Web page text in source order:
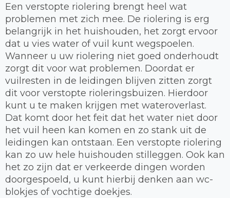
Een verstopte riolering brengt heel wat
problemen met zich mee. De riolering is erg
belangrijk in het huishouden, het zorgt ervoor
dat u vies water of vuil kunt wegspoelen.
Wanneer u uw riolering niet goed onderhoudt
zorgt dit voor wat problemen. Doordat er
vuilresten in de leidingen blijven zitten zorgt
dit voor verstopte rioleringsbuizen. Hierdoor
kunt u te maken krijgen met wateroverlast.
Dat komt door het feit dat het water niet door
het vuil heen kan komen en zo stank uit de
leidingen kan ontstaan. Een verstopte riolering
kan zo uw hele huishouden stilleggen. Ook kan
het zo zijn dat er verkeerde dingen worden
doorgespoeld, u kunt hierbij denken aan wc-
blokjes of vochtige doekjes.